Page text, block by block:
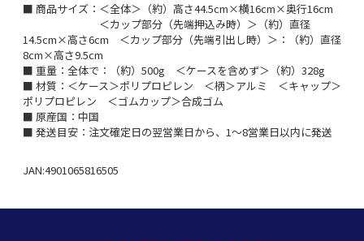
■ 商品サイズ：＜全体＞（約）高さ44.5cm×横16cm×奥行16cm
＜カップ部分（先端押込み時）＞（約）直径
14.5cm×高さ6cm ＜カップ部分（先端引出し時）＞：（約）直径
8cm×高さ9.5cm
■ 重量：全体で：（約）500g ＜ケースを含めず＞（約）328g
■ 材質：＜ケース＞ポリプロピレン ＜柄＞アルミ ＜キャップ＞
ポリプロピレン ＜ゴムカップ＞合成ゴム
■ 原産国：中国
■ 発送目安：注文確定日の翌営業日から、1～8営業日以内に発送
JAN:4901065816505